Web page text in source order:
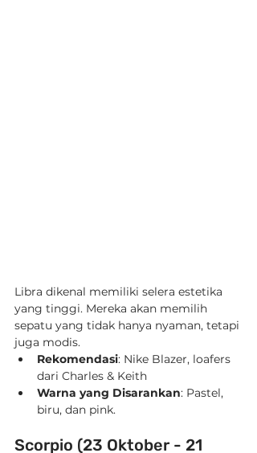
Libra dikenal memiliki selera estetika
yang tinggi. Mereka akan memilih
sepatu yang tidak hanya nyaman, tetapi
juga modis.
Rekomendasi: Nike Blazer, loafers
dari Charles & Keith
Warna yang Disarankan: Pastel,
biru, dan pink.
Scorpio (23 Oktober - 21